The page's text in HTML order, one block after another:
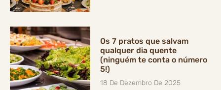
Os 7 pratos que salvam
qualquer dia quente
(ninguém te conta o número
5!)
18 De Dezembro De 2025